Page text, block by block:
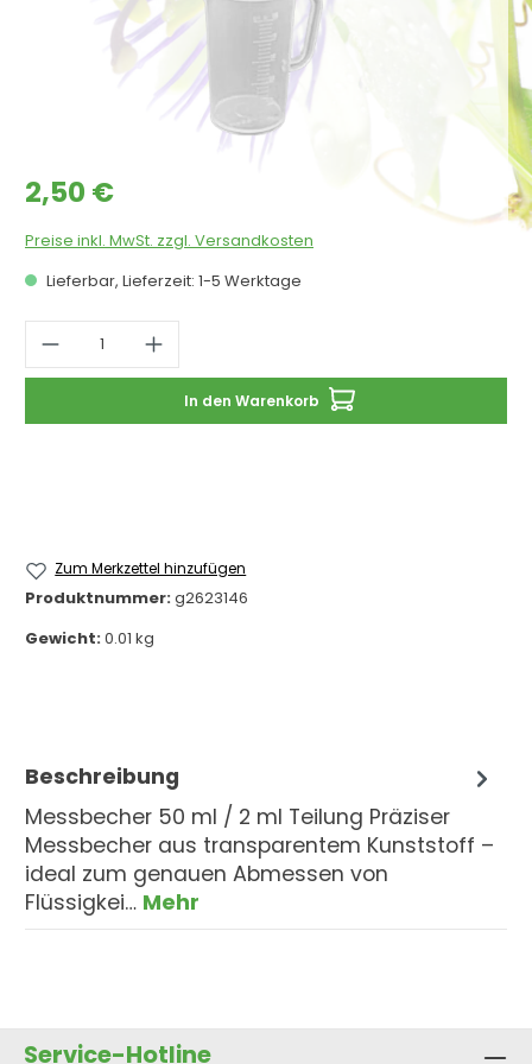
Regulärer Preis:
2,50 €
Preise inkl. MwSt. zzgl. Versandkosten
Lieferbar, Lieferzeit: 1-5 Werktage
Produkt Anzahl: Gib den
In den Warenkorb
Zum Merkzettel hinzufügen
Produktnummer:g2623146
Gewicht:0.01 kg
Beschreibung
Messbecher 50 ml / 2 ml Teilung Präziser
Messbecher aus transparentem Kunststoff –
ideal zum genauen Abmessen von
Flüssigkei… Mehr
Service-Hotline